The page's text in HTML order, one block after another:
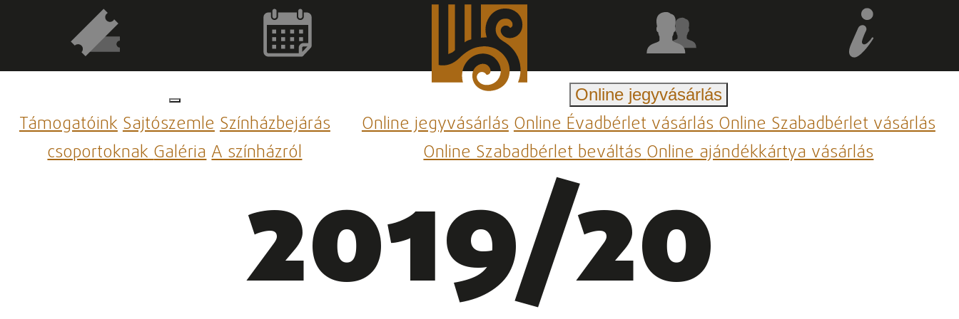
TámogatóinkSajtószemleSzínházbejárás
csoportoknakGalériaA színházról
Online jegyvásárlás
Online jegyvásárlásOnline Évadbérlet vásárlásOnline Szabadbérlet vásárlás
Online Szabadbérlet beváltásOnline ajándékkártya vásárlás
2019/20